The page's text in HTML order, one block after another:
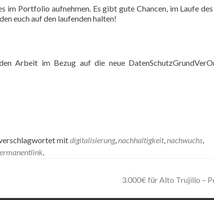
im Portfolio aufnehmen. Es gibt gute Chancen, im Laufe des
euch auf den laufenden halten!
Arbeit im Bezug auf die neue
mitdigitalisierung,nachhaltigkeit,nachwuchs,
.
3.000€ für Alto Trujillo –